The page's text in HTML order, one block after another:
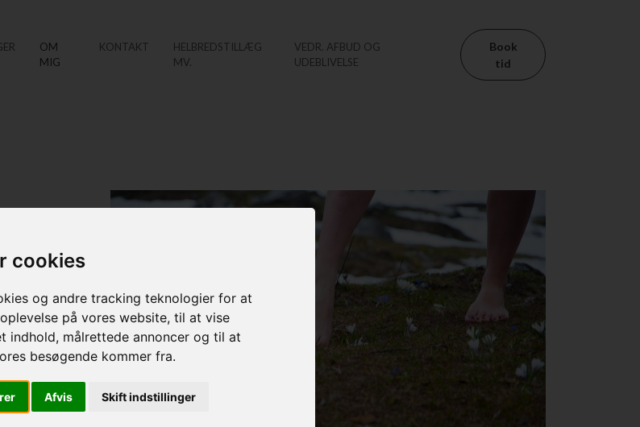
cookies
og andre tracking teknologier for at
på vores website, til at vise
indhold, målrettede annoncer og til at
besøgende kommer fra.
Afvis Skift indstillinger
OM
MIG
KONTAKT
HELBREDSTILLÆG
MV.
VEDR. AFBUD OG
UDEBLIVELSE
Book
tid
af Danske
kvalitet.